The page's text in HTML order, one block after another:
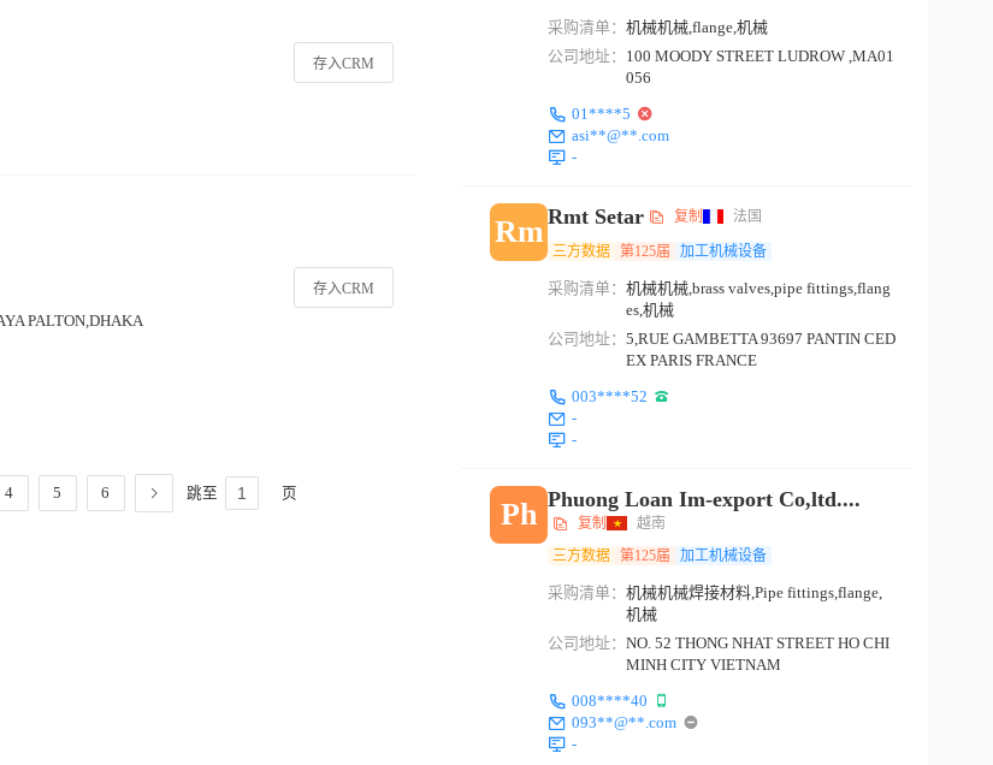
存入CRM
PALTON,DHAKA
存入CRM
4 5 6 跳至 页
采购清单：机械机械,flange,机械
公司地址： 100 MOODY STREET LUDROW ,MA01
056
01****5
asi**@**.com
-
RmRmt Setar 复制 法国
三方数据 第125届 加工机械设备
采购清单：机械机械,brass valves,pipe fittings,flang
es,机械
公司地址：5,RUE GAMBETTA 93697 PANTIN CED
EX PARIS FRANCE
003****52
-
-
Ph Phuong Loan Im-export Co,ltd....
复制
越南
三方数据 第125届 加工机械设备
采购清单：机械机械焊接材料,Pipe fittings,flange,
机械
公司地址：NO. 52 THONG NHAT STREET HO CHI
MINH CITY VIETNAM
008****40
093**@**.com
-